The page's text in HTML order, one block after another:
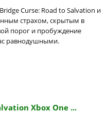
Curse: Road to Salvation и
страхом, скрытым в
порог и пробуждение
равнодушными.
Xbox One ...